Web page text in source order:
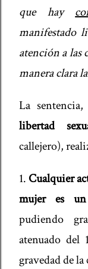
que hay
manifestado
atención a las
manera clara
La
libertad
callejero),
1.Cualquier
mujer es
pudiendo
atenuado del
gravedad de